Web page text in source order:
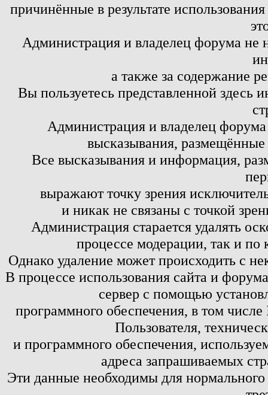
причинённые в результате
Администрация и владелец форума не
а также за содержание
Вы пользуетесь представленной здесь
Администрация и владелец
высказывания,
Все высказывания и информация,
выражают точку зрения
и никак не связаны с точкой
Администрация старается удалять
процессе модерации, так и по
Однако удаление может происходить с
В процессе использования сайта и
сервер с помощью
программного обеспечения, в том
Пользователя,
и программного обеспечения,
адреса запрашиваемых
Эти данные необходимы для